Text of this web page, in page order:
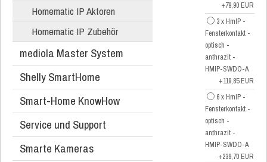
Homematic IP Aktoren
Homematic IP Zubehör
mediola Master System
Shelly SmartHome
Smart-Home KnowHow
Service und Support
Smarte Kameras
+79,90 EUR
3 x HmIP -
Fensterkontakt -
optisch -
anthrazit -
HMIP-SWDO-A
+119,85 EUR
6 x HmIP -
Fensterkontakt -
optisch -
anthrazit -
HMIP-SWDO-A
+239,70 EUR